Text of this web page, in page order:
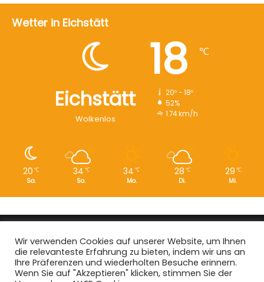
Wetter in Eichstätt
Eichstätt
Wolkenlos
18 ℃
20º - 18º
52%
1.74 km/h
20 ℃
Sa.
34 ℃
So.
34 ℃
Mo.
28 ℃
Di.
29 ℃
Mi.
Copyright © 2008 - 2026 EI-Live.de
| Alle Rechte vorbehalten.
Start|Datenschutz|Kontakt|Impressum
Wir verwenden Cookies auf unserer Website, um Ihnen
die relevanteste Erfahrung zu bieten, indem wir uns an
Ihre Präferenzen und wiederholten Besuche erinnern.
Wenn Sie auf "Akzeptieren" klicken, stimmen Sie der